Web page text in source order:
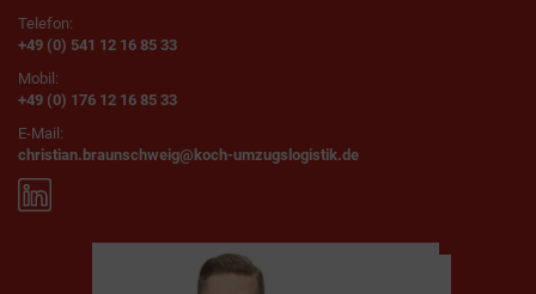
Telefon:
+49 (0) 541 12 16 85 33
Mobil:
+49 (0) 176 12 16 85 33
E-Mail:
christian.braunschweig@koch-umzugslogistik.de